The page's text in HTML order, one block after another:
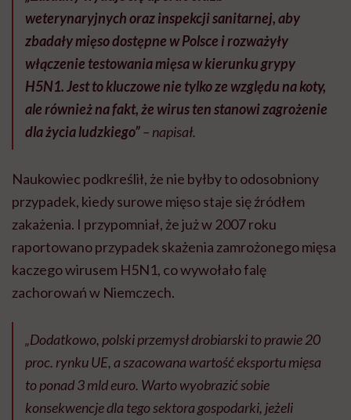
weterynaryjnych oraz inspekcji sanitarnej, aby
zbadały mięso dostępne w Polsce i rozważyły
włączenie testowania mięsa w kierunku grypy
H5N1. Jest to kluczowe nie tylko ze względu na koty,
ale również na fakt, że wirus ten stanowi zagrożenie
dla życia ludzkiego”– napisał.
Naukowiec podkreślił, że nie byłby to odosobniony
przypadek, kiedy surowe mięso staje się źródłem
zakażenia. I przypomniał, że już w 2007 roku
raportowano przypadek skażenia zamrożonego mięsa
kaczego wirusem H5N1, co wywołało falę
zachorowań w Niemczech.
„Dodatkowo, polski przemysł drobiarski to prawie 20
proc. rynku UE, a szacowana wartość eksportu mięsa
to ponad 3 mld euro. Warto wyobrazić sobie
konsekwencje dla tego sektora gospodarki, jeżeli